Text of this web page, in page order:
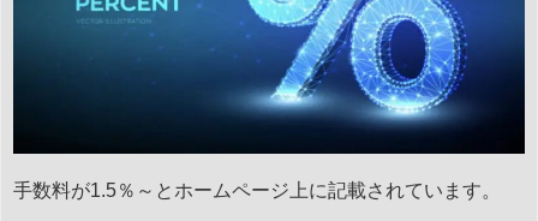
手数料が1.5％～とホームページ上に記載されています。